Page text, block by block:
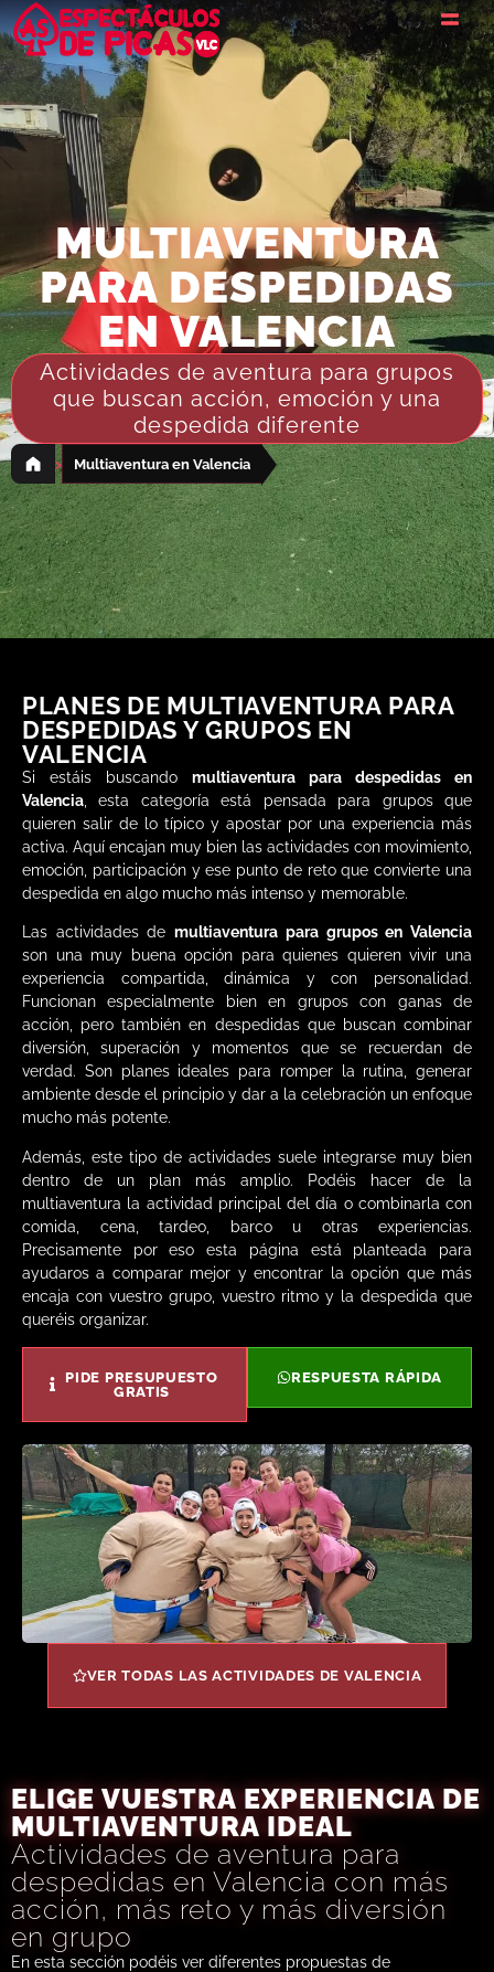
MULTIAVENTURA
PARA DESPEDIDAS
EN VALENCIA
Actividades de aventura para grupos
que buscan acción, emoción y una
despedida diferente
› Multiaventura en Valencia
PLANES DE MULTIAVENTURA PARA
DESPEDIDAS Y GRUPOS EN
VALENCIA
Si estáis buscando multiaventura para despedidas en
Valencia , esta categoría está pensada para grupos que
quieren salir de lo típico y apostar por una experiencia más
activa. Aquí encajan muy bien las actividades con movimiento,
emoción, participación y ese punto de reto que convierte una
despedida en algo mucho más intenso y memorable.
Las actividades demultiaventura para grupos en Valencia
son una muy buena opción para quienes quieren vivir una
experiencia compartida, dinámica y con personalidad.
Funcionan especialmente bien en grupos con ganas de
acción, pero también en despedidas que buscan combinar
diversión, superación y momentos que se recuerdan de
verdad. Son planes ideales para romper la rutina, generar
ambiente desde el principio y dar a la celebración un enfoque
mucho más potente.
Además, este tipo de actividades suele integrarse muy bien
dentro de un plan más amplio. Podéis hacer de la
multiaventura la actividad principal del día o combinarla con
comida, cena, tardeo, barco u otras experiencias.
Precisamente por eso esta página está planteada para
ayudaros a comparar mejor y encontrar la opción que más
encaja con vuestro grupo, vuestro ritmo y la despedida que
queréis organizar.
PIDE PRESUPUESTO
GRATIS
RESPUESTA RÁPIDA
VER TODAS LAS ACTIVIDADES DE VALENCIA
ELIGE VUESTRA EXPERIENCIA DE
MULTIAVENTURA IDEAL
Actividades de aventura para
despedidas en Valencia con más
acción, más reto y más diversión
en grupo
En esta sección podéis ver diferentes propuestas de